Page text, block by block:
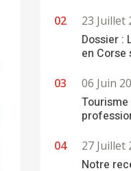
23 Juillet
Dossier :
en Corse
06 Juin
27 Juillet
Notre